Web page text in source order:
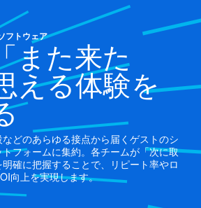
フトウェア
また来た
える体験を
どのあらゆる接点から届くゲストのシ
フォームに集約。各チームが「次に取
確に把握することで、リピート率やロ
向上を実現します。